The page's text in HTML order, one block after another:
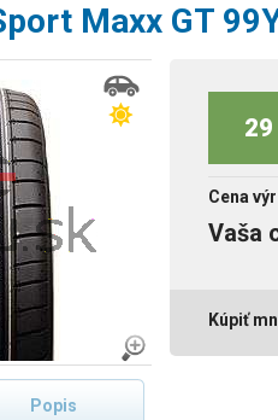
Maxx GT
Cena
Vaša
Kúpiť
Popis